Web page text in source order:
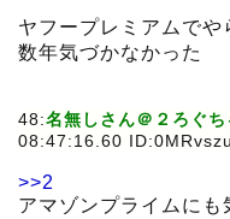
ヤフープレミアムでや
数年気づかなかった
48:名無しさん＠２ろぐち
08:47:16.60
>>2
アマゾンプライムに